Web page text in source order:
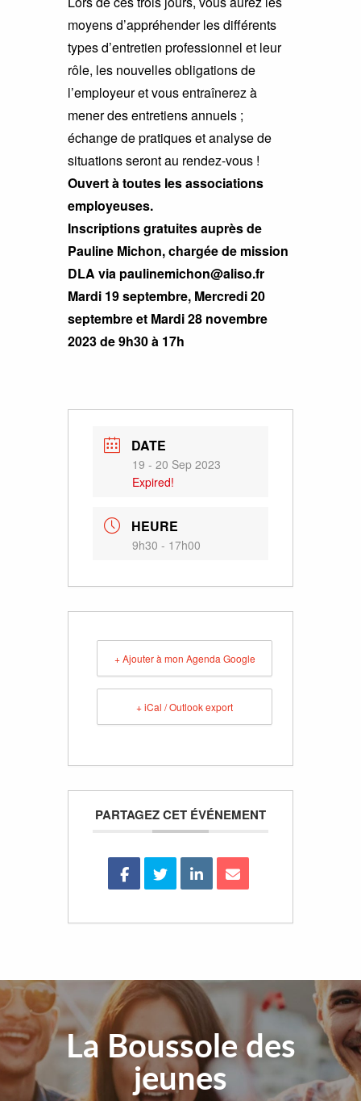
moyens d’appréhender les différents
types d’entretien professionnel et leur
rôle, les nouvelles obligations de
l’employeur et vous entraînerez à
mener des entretiens annuels ;
échange de pratiques et analyse de
situations seront au rendez-vous !
Ouvert à toutes les associations
employeuses.
Inscriptions gratuites auprès de
Pauline Michon, chargée de mission
DLA via paulinemichon@aliso.fr
Mardi 19 septembre, Mercredi 20
septembre et Mardi 28 novembre
2023 de 9h30 à 17h
DATE
19 - 20 Sep 2023
Expired!
HEURE
9h30 - 17h00
+ Ajouter à mon Agenda Google
+ iCal / Outlook export
PARTAGEZ CET ÉVÉNEMENT
La Boussole des
jeunes